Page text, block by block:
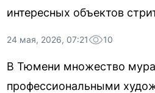
интересных объектов
24 мая, 2026, 07:21 10
В Тюмени множество
профессиональными